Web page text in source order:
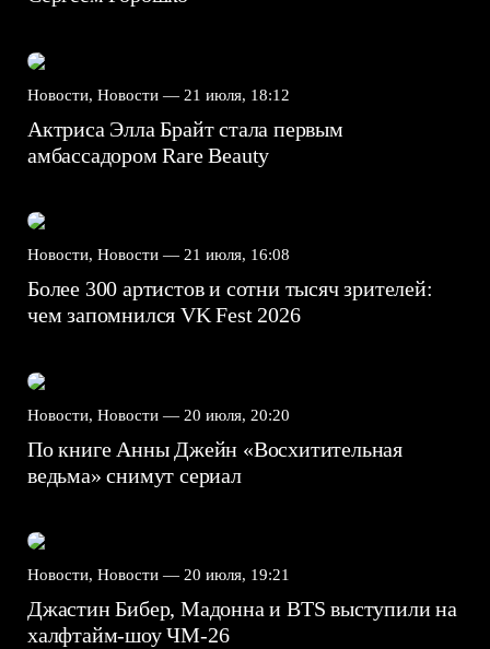
Новости, Новости — 21 июля, 18:12
Актриса Элла Брайт стала первым
амбассадором Rare Beauty
Новости, Новости — 21 июля, 16:08
Более 300 артистов и сотни тысяч зрителей:
чем запомнился VK Fest 2026
Новости, Новости — 20 июля, 20:20
По книге Анны Джейн «Восхитительная
ведьма» снимут сериал
Новости, Новости — 20 июля, 19:21
Джастин Бибер, Мадонна и BTS выступили на
халфтайм-шоу ЧМ-26